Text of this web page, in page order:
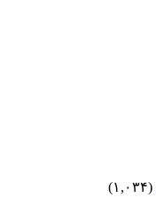
(۱,۰۳۴)